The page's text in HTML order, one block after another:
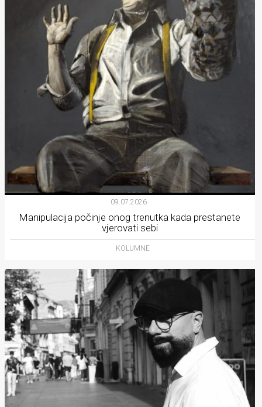
09.07.2026.
Manipulacija počinje onog trenutka kada prestanete
vjerovati sebi
KOLUMNE